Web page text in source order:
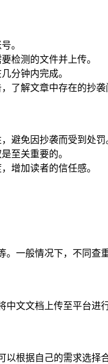
。
检测的文件并上传。
分钟内完成。
了解文章中存在的抄袭
避免因抄袭而受到处罚
至关重要的。
增加读者的信任感。
一般情况下，不同查
文文档上传至平台进行
根据自己的需求选择